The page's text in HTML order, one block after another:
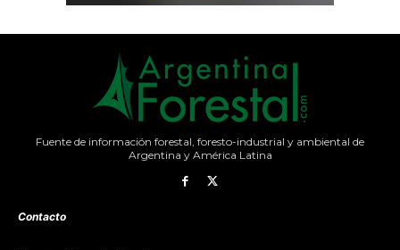
Fuente de información forestal, foresto-industrial y ambiental de
Argentina y América Latina
Contacto